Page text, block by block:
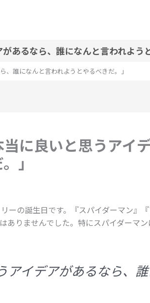
あるなら、誰になんと言われよう
、誰になんと言われようとやるべきだ。」
に良いと思うアイ
」
ーの誕生日です。『スパイダーマン』
ありませんでした。特にスパイダーマ
アイデアがあるなら、